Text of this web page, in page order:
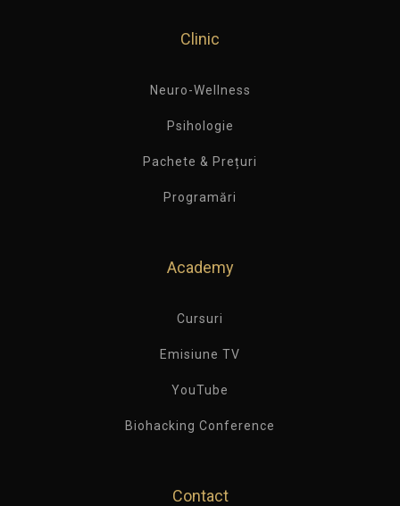
Clinic
Neuro-Wellness
Psihologie
Pachete & Prețuri
Programări
Academy
Cursuri
Emisiune TV
YouTube
Biohacking Conference
Contact